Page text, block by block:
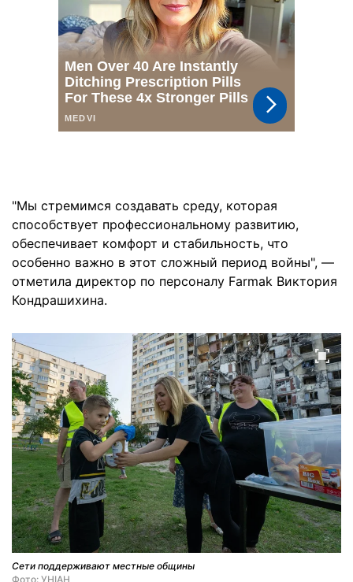
"Мы стремимся создавать среду, которая
способствует профессиональному развитию,
обеспечивает комфорт и стабильность, что
особенно важно в этот сложный период войны", —
отметила директор по персоналу Farmak Виктория
Кондрашихина.
Сети поддерживают местные общины
Фото: УНІАН